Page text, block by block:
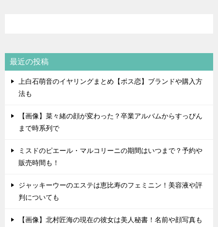
最近の投稿
上白石萌音のイヤリングまとめ【ボス恋】ブランドや購入方
法も
【画像】菜々緒の顔が変わった？卒業アルバムからすっぴん
まで時系列で
ミスドのピエール・マルコリーニの期間はいつまで？予約や
販売時間も！
ジャッキーウーのエステは恵比寿のフェミニン！美容液や評
判についても
【画像】北村匠海の現在の彼女は美人秘書！名前や顔写真も